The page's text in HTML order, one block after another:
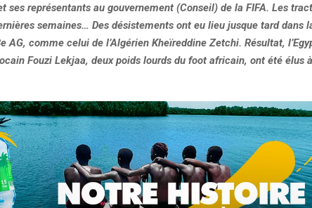
ses représentants au gouvernement (Conseil) de la FIFA. Les
semaines… Des désistements ont eu lieu jusque tard dans
AG, comme celui de l’Algérien Kheïreddine Zetchi. Résultat,
Fouzi Lekjaa, deux poids lourds du foot africain, ont été élus